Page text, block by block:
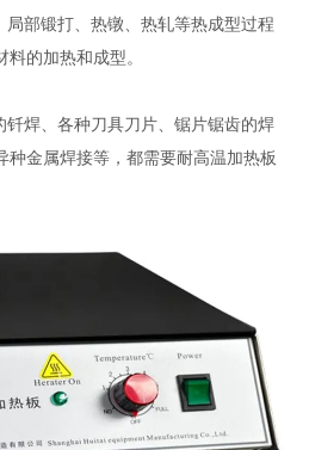
部锻打、热镦、热轧等热成型过程
的加热和成型。
焊、各种刀具刀片、锯片锯齿的焊
种金属焊接等，都需要耐高温加热板